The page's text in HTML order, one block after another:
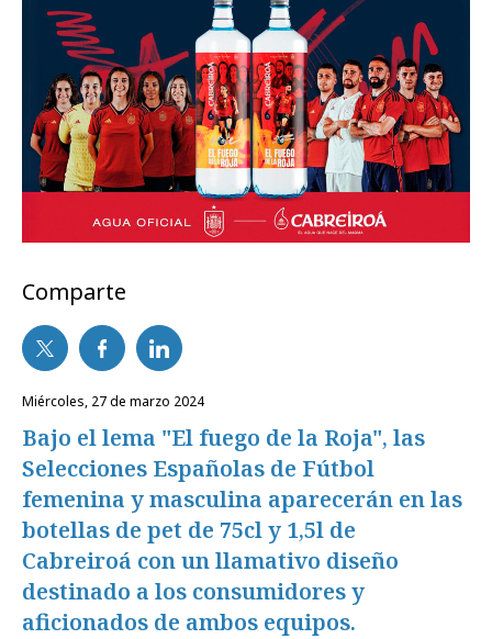
Comparte
miércoles, 27 de marzo 2024
Bajo el lema "El fuego de la Roja", las
Selecciones Españolas de Fútbol
femenina y masculina aparecerán en las
botellas de pet de 75cl y 1,5l de
Cabreiroá con un llamativo diseño
destinado a los consumidores y
aficionados de ambos equipos.